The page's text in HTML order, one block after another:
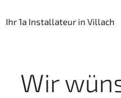
Ihr 1a Installateur in Villach
Wir